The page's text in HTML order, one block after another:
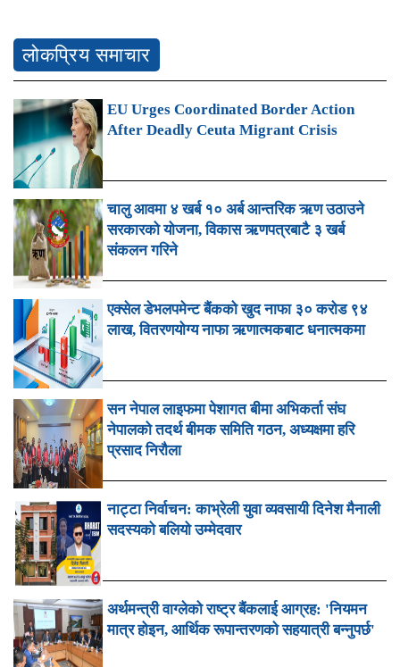
लोकप्रिय समाचार
EU Urges Coordinated Border Action
After Deadly Ceuta Migrant Crisis
चालु आवमा ४ खर्ब १० अर्ब आन्तरिक ऋण उठाउने
सरकारको योजना, विकास ऋणपत्रबाटै ३ खर्ब
संकलन गरिने
एक्सेल डेभलपमेन्ट बैंकको खुद नाफा ३० करोड ९४
लाख, वितरणयोग्य नाफा ऋणात्मकबाट धनात्मकमा
सन नेपाल लाइफमा पेशागत बीमा अभिकर्ता संघ
नेपालको तदर्थ बीमक समिति गठन, अध्यक्षमा हरि
प्रसाद निरौला
नाट्टा निर्वाचन: काभ्रेली युवा व्यवसायी दिनेश मैनाली
सदस्यको बलियो उम्मेदवार
अर्थमन्त्री वाग्लेको राष्ट्र बैंकलाई आग्रह: 'नियमन
मात्र होइन, आर्थिक रूपान्तरणको सहयात्री बन्नुपर्छ'